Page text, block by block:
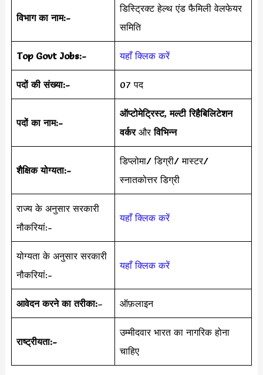
विभाग का नाम:-
डिस्ट्रिक्ट हेल्थ एंड फैमिली वेलफेयर
समिति
Top Govt Jobs:- यहाँ क्लिक करें
पदों की संख्या:- 07 पद
पदों का नाम:-
ऑप्टोमेट्रिस्ट, मल्टी रिहैबिलिटेशन
वर्करऔरविभिन्न
शैक्षिक योग्यता:-
डिप्लोमा/ डिग्री/ मास्टर/
स्नातकोत्तर डिग्री
राज्य के अनुसार सरकारी
नौकरियां:-
यहाँ क्लिक करें
योग्यता के अनुसार सरकारी
नौकरियां:-
यहाँ क्लिक करें
आवेदन करने का तरीका:– ऑफ़लाइन
राष्ट्रीयता:-
उम्मीदवार भारत का नागरिक होना
चाहिए